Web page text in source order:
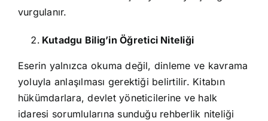
vurgulanır.
Kutadgu Bilig’in Öğretici Niteliği
Eserin yalnızca okuma değil, dinleme ve kavrama
yoluyla anlaşılması gerektiği belirtilir. Kitabın
hükümdarlara, devlet yöneticilerine ve halk
idaresi sorumlularına sunduğu rehberlik niteliği